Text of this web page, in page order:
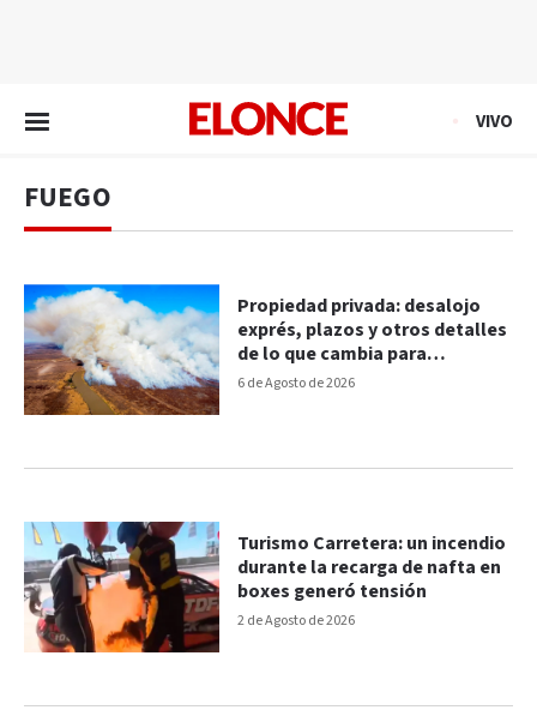
VIVO
FUEGO
6 de Agosto de 2026
Propiedad privada: desalojo
exprés, plazos y otros detalles
de lo que cambia para
propietarios e inquilinos
2 de Agosto de 2026
Turismo Carretera: un incendio
durante la recarga de nafta en
boxes generó tensión